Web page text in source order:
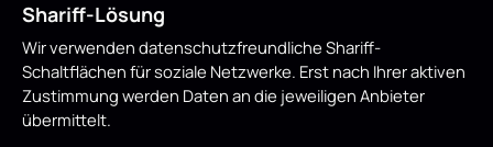
Shariff-Lösung
Wir verwenden datenschutzfreundliche Shariff-
Schaltflächen für soziale Netzwerke. Erst nach Ihrer aktiven
Zustimmung werden Daten an die jeweiligen Anbieter
übermittelt.